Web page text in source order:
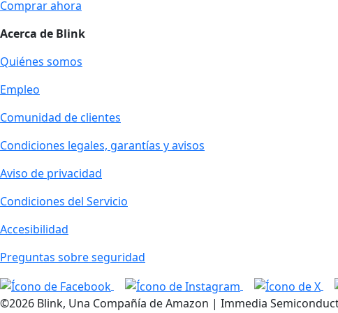
Comprar ahora
Acerca de Blink
Quiénes somos
Empleo
Comunidad de clientes
Condiciones legales, garantías y avisos
Aviso de privacidad
Condiciones del Servicio
Accesibilidad
Preguntas sobre seguridad
©2026 Blink, Una Compañía de Amazon | Immedia